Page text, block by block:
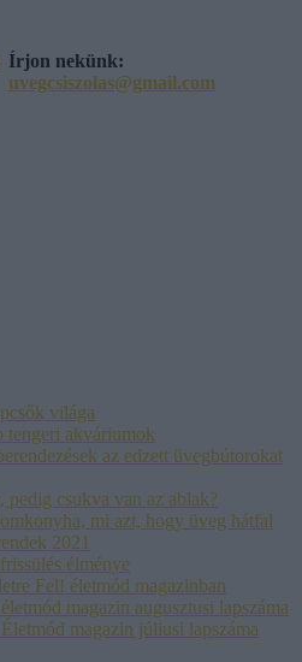
Írjon nekünk:
uvegcsiszolas@gmail.com
világa
tengeri akváriumok
az edzett üvegbútorokat
pedig csukva van az ablak?
mi azt, hogy üveg hátfal
2021
élménye
Fel! életmód magazinban
magazin augusztusi lapszáma
magazin júliusi lapszáma